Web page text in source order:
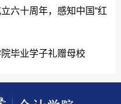
六十周年，感知中国“红
毕业学子礼赠母校